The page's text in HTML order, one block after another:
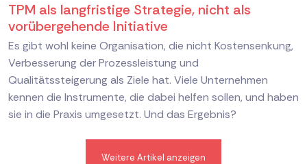
TPM als langfristige Strategie, nicht als
vorübergehende Initiative
Es gibt wohl keine Organisation, die nicht Kostensenkung,
Verbesserung der Prozessleistung und
Qualitätssteigerung als Ziele hat. Viele Unternehmen
kennen die Instrumente, die dabei helfen sollen, und haben
sie in die Praxis umgesetzt. Und das Ergebnis?
Weitere Artikel anzeigen